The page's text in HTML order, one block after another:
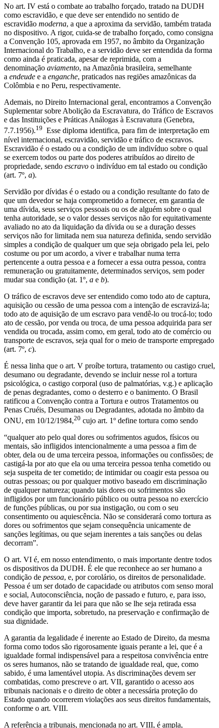
No art. IV está o combate ao trabalho forçado, tratado na DUDH
como escravidão, e que deve ser entendido no sentido de
escravidão moderna, a que a aproxima da servidão, também tratada
no dispositivo. A rigor, cuida-se de trabalho forçado, como consigna
a Convenção 105, aprovada em 1957, no âmbito da Organização
Internacional do Trabalho, e a servidão deve ser entendida da forma
como ainda é praticada, apesar de reprimida, com a
denominação aviamento, na Amazônia brasileira, semelhante
a endeude e a enganche, praticados nas regiões amazônicas da
Colômbia e no Peru, respectivamente.
Ademais, no Direito Internacional geral, encontramos a Convenção
Suplementar sobre Abolição da Escravatura, do Tráfico de Escravos
e das Instituições e Práticas Análogas à Escravatura (Genebra,
7.7.1956).19 Esse diploma identifica, para fim de interpretação em
nível internacional, escravidão, servidão e tráfico de escravos.
Escravidão é o estado ou a condição de um indivíduo sobre o qual
se exercem todos ou parte dos poderes atribuídos ao direito de
propriedade, sendo escravo o indivíduo em tal estado ou condição
(art. 7º, a).
Servidão por dívidas é o estado ou a condição resultante do fato de
que um devedor se haja comprometido a fornecer, em garantia de
uma dívida, seus serviços pessoais ou os de alguém sobre o qual
tenha autoridade, se o valor desses serviços não for equitativamente
avaliado no ato da liquidação da dívida ou se a duração desses
serviços não for limitada nem sua natureza definida, sendo servidão
simples a condição de qualquer um que seja obrigado pela lei, pelo
costume ou por um acordo, a viver e trabalhar numa terra
pertencente a outra pessoa e a fornecer a essa outra pessoa, contra
remuneração ou gratuitamente, determinados serviços, sem poder
mudar sua condição (at. 1º, a e b).
O tráfico de escravos deve ser entendido como todo ato de captura,
aquisição ou cessão de uma pessoa com a intenção de escravizá-la;
todo ato de aquisição de um escravo para vendê-lo ou trocá-lo; todo
ato de cessão, por venda ou troca, de uma pessoa adquirida para ser
vendida ou trocada, assim como, em geral, todo ato de comércio ou
transporte de escravos, seja qual for o meio de transporte empregado
(art. 7º, c).
É nessa linha que o art. V proíbe tortura, tratamento ou castigo cruel,
desumano ou degradante, devendo se incluir nesse rol a tortura
psicológica, o castigo corporal (uso de palmatórias, v.g.) e aplicação
de penas degradantes, como o desterro e o banimento. O Brasil
ratificou a Convenção contra a Tortura e outros Tratamentos ou
Penas Cruéis, Desumanas ou Degradantes, adotada no âmbito da
ONU, em 10/12/1984,20 cujo art. 1º define tortura como sendo
“qualquer ato pelo qual dores ou sofrimentos agudos, físicos ou
mentais, são infligidos intencionalmente a uma pessoa a fim de
obter, dela ou de uma terceira pessoa, informações ou confissões; de
castigá-la por ato que ela ou uma terceira pessoa tenha cometido ou
seja suspeita de ter cometido; de intimidar ou coagir esta pessoa ou
outras pessoas; ou por qualquer motivo baseado em discriminação
de qualquer natureza; quando tais dores ou sofrimentos são
infligidos por um funcionário público ou outra pessoa no exercício
de funções públicas, ou por sua instigação, ou com o seu
consentimento ou aquiescência. Não se considerará como tortura as
dores ou sofrimentos que sejam consequência unicamente de
sanções legítimas, ou que sejam inerentes a tais sanções ou delas
decorram”.
O art. VI é, em nosso entendimento, o mais importante dentre todos
os dispositivos da DUDH. É ele que reconhece ao ser humano a
condição de pessoa, e, por corolário, os direitos de personalidade.
Pessoa é um ser dotado de capacidade ou atributos com senso moral
e social, Autoconsciência, noção de passado e futuro, e, para isso,
deve haver garantir da lei para que não se lhe seja retirada essa
condição que importa, sobretudo, na preservação e confirmação de
sua dignidade.
A garantia da legalidade é inerente ao Estado de Direito, da mesma
forma como todos são rigorosamente iguais perante a lei, que é a
igualdade formal indispensável para a respeitosa convivência entre
os seres humanos, não se tratando de igualdade real, que, como
sabido, é uma lamentável utopia. As discriminações devem ser
combatidas, como prescreve o art. VII, garantido o acesso aos
tribunais nacionais e o direito de obter a necessária proteção do
Estado quando ocorrerem violações aos seus direitos fundamentais,
conforme o art. VIII.
A referência a tribunais, mencionada no art. VIII, é ampla,